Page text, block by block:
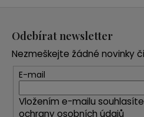
Odebírat newsletter
Nezmeškejte žádné novinky
E-mail
Vložením e-mailu
ochrany osobních údajů